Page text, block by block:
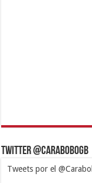
Twitter @CaraboboGB
Tweets por el